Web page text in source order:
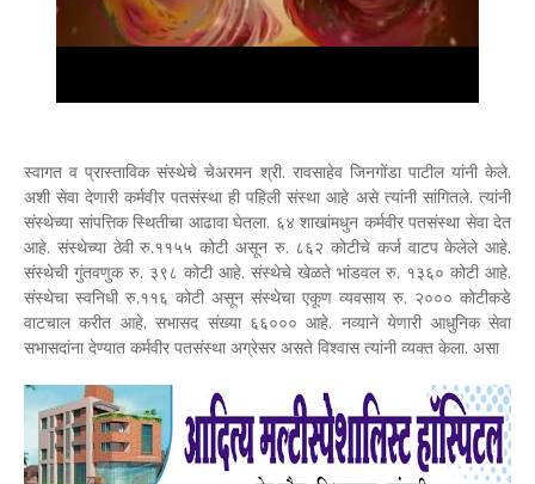
स्वागत व प्रास्ताविक संस्थेचे चेअरमन श्री. रावसाहेव जिनगोंडा पाटील यांनी केले.
अशी सेवा देणारी कर्मवीर पतसंस्था ही पहिली संस्था आहे असे त्यांनी सांगितले. त्यांनी
संस्थेच्या सांपत्तिक स्थितीचा आढावा घेतला. ६४ शाखांमधुन कर्मवीर पतसंस्था सेवा देत
आहे. संस्थेच्या ठेवी रु.११५५ कोटी असून रु. ८६२ कोटीचे कर्ज वाटप केलेले आहे.
संस्थेची गुंतवणुक रु. ३९८ कोटी आहे. संस्थेचे खेळते भांडवल रु. १३६० कोटी आहे.
संस्थेचा स्वनिधी रु.११६ कोटी असून संस्थेचा एकूण व्यवसाय रु. २००० कोटीकडे
वाटचाल करीत आहे. सभासद संख्या ६६००० आहे. नव्याने येणारी आधुनिक सेवा
सभासदांना देण्यात कर्मवीर पतसंस्था अग्रेसर असते विश्वास त्यांनी व्यक्त केला. असा